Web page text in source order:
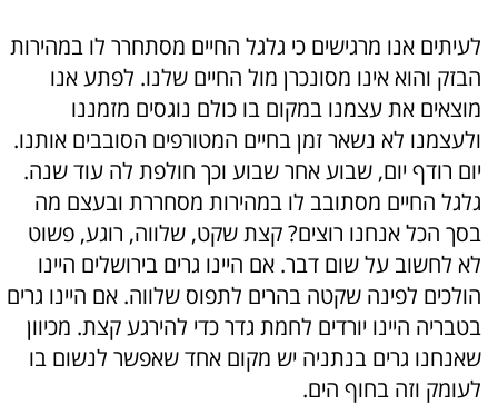
לעיתים אנו מרגישים כי גלגל החיים מסתחרר לו במהירות
הבזק והוא אינו מסונכרן מול החיים שלנו. לפתע אנו
מוצאים את עצמנו במקום בו כולם נוגסים מזמננו
ולעצמנו לא נשאר זמן בחיים המטורפים הסובבים אותנו.
יום רודף יום, שבוע אחר שבוע וכך חולפת לה עוד שנה.
גלגל החיים מסתובב לו במהירות מסחררת ובעצם מה
בסך הכל אנחנו רוצים? קצת שקט, שלווה, רוגע, פשוט
לא לחשוב על שום דבר. אם היינו גרים בירושלים היינו
הולכים לפינה שקטה בהרים לתפוס שלווה. אם היינו גרים
בטבריה היינו יורדים לחמת גדר כדי להירגע קצת. מכיוון
שאנחנו גרים בנתניה יש מקום אחד שאפשר לנשום בו
לעומק וזה בחוף הים.